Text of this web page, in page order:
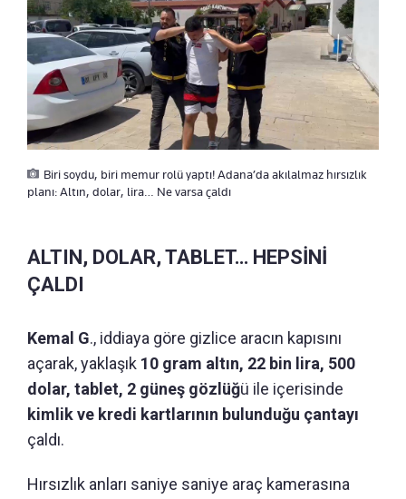
Biri soydu, biri memur rolü yaptı! Adana’da akılalmaz hırsızlık
planı: Altın, dolar, lira… Ne varsa çaldı
ALTIN, DOLAR, TABLET… HEPSİNİ
ÇALDI
Kemal G., iddiaya göre gizlice aracın kapısını
açarak, yaklaşık 10 gram altın, 22 bin lira, 500
dolar, tablet, 2 güneş gözlüğü ile içerisinde
kimlik ve kredi kartlarının bulunduğu çantayı
çaldı.
Hırsızlık anları saniye saniye araç kamerasına